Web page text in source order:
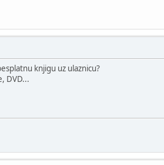
knjigu uz ulaznicu?
DVD...